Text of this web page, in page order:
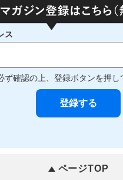
ス
ず確認の上、登録ボタンを押し
ページTOP